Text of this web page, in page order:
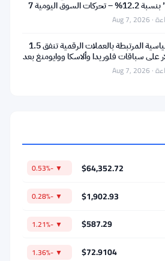
“Canton” بنسبة 12.2% – تحركات السوق اليومية 7
اللجان السياسية المرتبطة بالعملات الرقمية تنفق 1.5
على سباقات فلوريدا وألاسكا ووايومنغ بعد
$64,352.72
▼ -0.53%
$1,902.93
▼ -0.28%
$587.29
▼ -1.21%
$72.9104
▼ -1.36%